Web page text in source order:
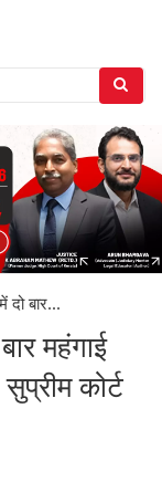
दो बार...
महंगाई
कोर्ट